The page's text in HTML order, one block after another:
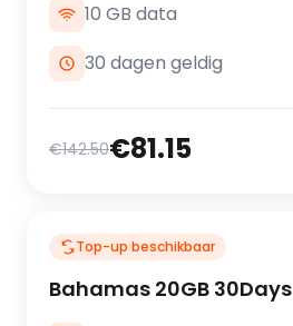
10 GB data
30 dagen geldig
€142.50€81.15
Top-up beschikbaar
Bahamas 20GB 30Days